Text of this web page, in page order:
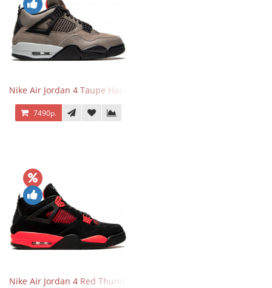
Nike Air Jordan 4 Taupe Haze
7490р.
Nike Air Jordan 4 Red Thunder